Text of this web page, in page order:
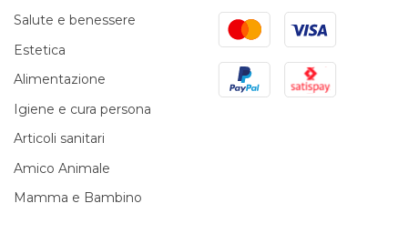
Salute e benessere
Estetica
Alimentazione
Igiene e cura persona
Articoli sanitari
Amico Animale
Mamma e Bambino
MastercardVisa
PayPal Satispay